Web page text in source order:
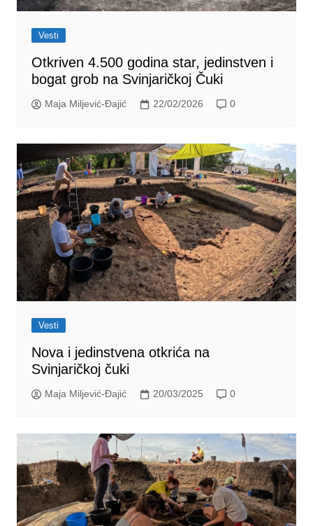
Vesti
Otkriven 4.500 godina star, jedinstven i
bogat grob na Svinjaričkoj Čuki
Maja Miljević-Đajić 22/02/2026 0
Vesti
Nova i jedinstvena otkrića na
Svinjaričkoj čuki
Maja Miljević-Đajić 20/03/2025 0